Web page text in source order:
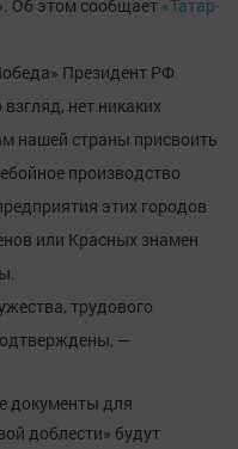
Об этом сообщает «Татар-
Президент РФ
нет никаких
нашей страны присвоить
производство
этих городов
или Красных знамен
трудового
—
документы для
доблести» будут